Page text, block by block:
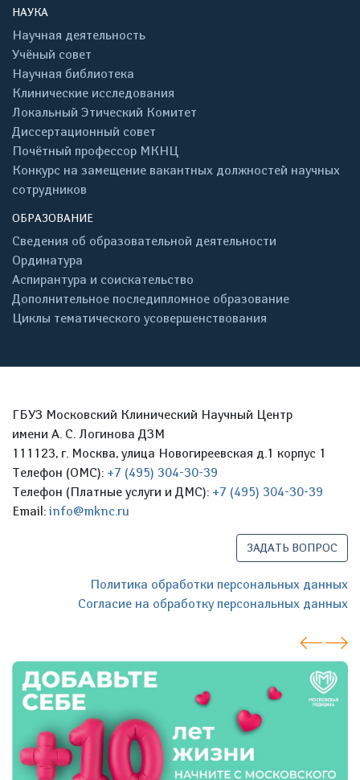
НАУКА
Научная деятельность
Учёный совет
Научная библиотека
Клинические исследования
Локальный Этический Комитет
Диссертационный совет
Почётный профессор МКНЦ
Конкурс на замещение вакантных должностей научных
сотрудников
ОБРАЗОВАНИЕ
Сведения об образовательной деятельности
Ординатура
Аспирантура и соискательство
Дополнительное последипломное образование
Циклы тематического усовершенствования
ГБУЗ Московский Клинический Научный Центр
имени А. С. Логинова ДЗМ
111123, г. Москва, улица Новогиреевская д.1 корпус 1
Телефон (ОМС): +7 (495) 304-30-39
Телефон (Платные услуги и ДМС): +7 (495) 304-30-39
Email: info@mknc.ru
ЗАДАТЬ ВОПРОС
Политика обработки персональных данных
Согласие на обработку персональных данных